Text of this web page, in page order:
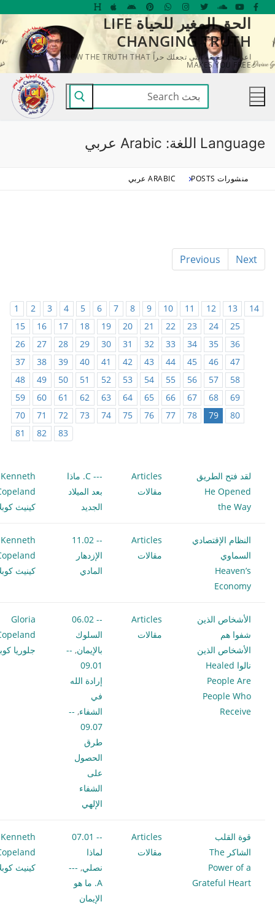
التجاوز
المحتوى
الحق المغير للحياة LIFE
CHANGING TRUTH
اعرف الحقيقة التي تجعلك حراً KNOW THE TRUTH THAT
MAKES YOU FREE
البحث
عن:
Language اللغة: Arabic عربي
منشورات POSTS ARABIC عربي
Previous Next
1 2 3 4 5 6 7 8 9 10 11 12 13
14
15
16 17 18 19 20 21 22 23 24
25
26
27 28 29 30 31 32 33 34 35
36
37
38 39 40 41 42 43 44 45 46
47
48
49 50 51 52 53 54 55 56 57
58
59
60 61 62 63 64 65 66 67 68
69
70
71 72 73 74 75 76 77 78 79
80
81
82 83
لقد فتح الطريق
He Opened
the Way
Articles
مقالات
--- C. ماذا
بعد الميلاد
الجديد
Kenneth
كينيث
النظام الإقتصادي
السماوي
Heaven’s
Economy
Articles
مقالات
-- 11.02
الإزدهار
المادي
Kenneth
كينيث
الأشخاص الذين
شفوا هم
الأشخاص الذين
نالوا Healed
People Are
People Who
Receive
Articles
مقالات
-- 06.02
السلوك
بالإيمان,
--
09.01
إرادة الله
في
الشفاء,
--
09.07
طرق
الحصول
على
الشفاء
الإلهي
Gloria
جلوريا
قوة القلب
الشاكر The
Power of a
Grateful Heart
Articles
مقالات
-- 07.01
لماذا
نصلي,
---
A. ما هو
الإيمان
Kenneth
كينيث